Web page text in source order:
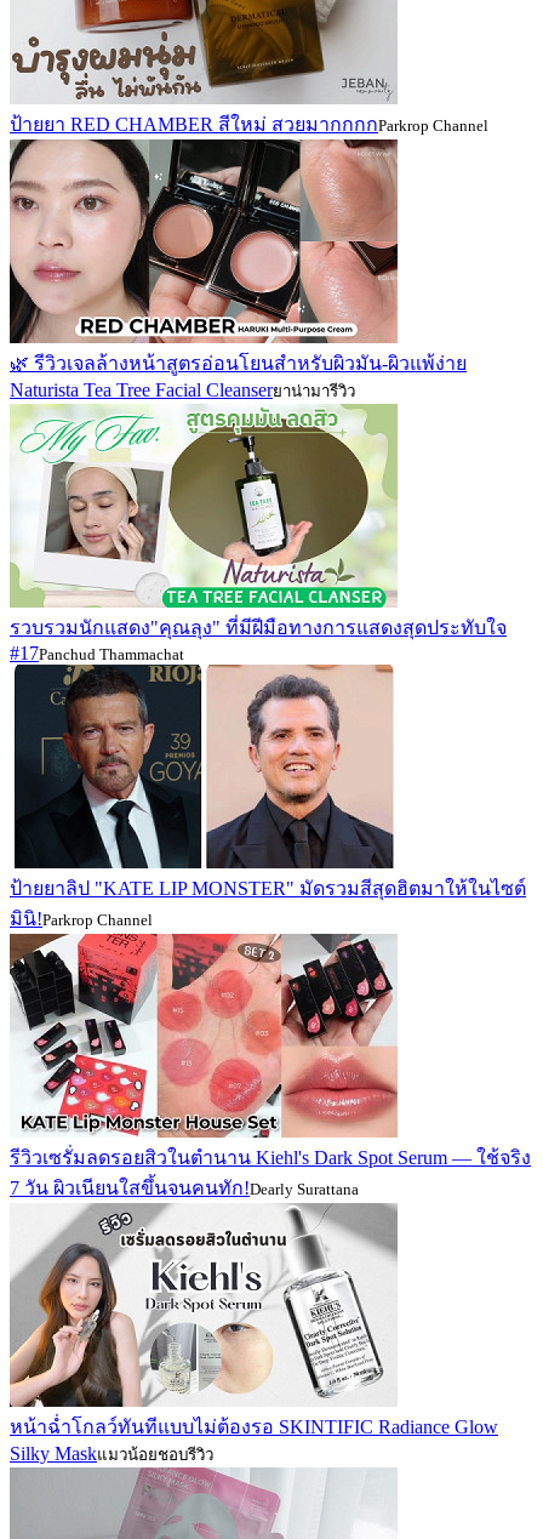
ป้ายยา RED CHAMBER สีใหม่ สวยมากกกกParkrop Channel
🌿 รีวิวเจลล้างหน้าสูตรอ่อนโยนสำหรับผิวมัน-ผิวแพ้ง่าย
Naturista Tea Tree Facial Cleanserยาน่ามารีวิว
รวบรวมนักแสดง"คุณลุง" ที่มีฝีมือทางการแสดงสุดประทับใจ
#17Panchud Thammachat
ป้ายยาลิป "KATE LIP MONSTER" มัดรวมสีสุดฮิตมาให้ในไซต์
มินิ!Parkrop Channel
รีวิวเซรั่มลดรอยสิวในตำนาน Kiehl's Dark Spot Serum — ใช้จริง
7 วัน ผิวเนียนใสขึ้นจนคนทัก!Dearly Surattana
หน้าฉ่ำโกลว์ทันทีแบบไม่ต้องรอ SKINTIFIC Radiance Glow
Silky Maskแมวน้อยชอบรีวิว